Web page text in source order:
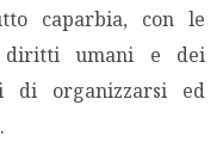
caparbia, con le
diritti umani e dei
di organizzarsi ed